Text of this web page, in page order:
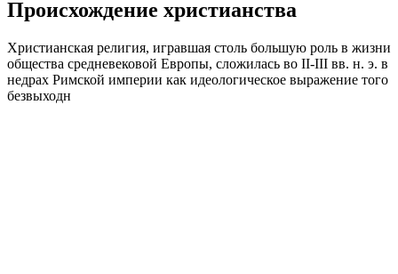
Происхождение христианства
Христианская религия, игравшая столь большую роль в жизни
общества средневековой Европы, сложилась во II-III вв. н. э. в
недрах Римской империи как идеологическое выражение того
безвыходн